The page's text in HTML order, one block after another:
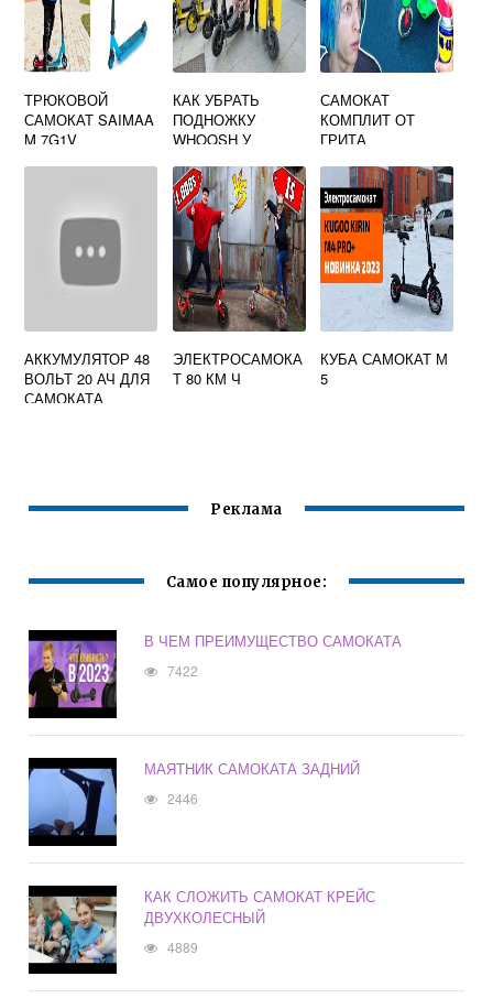
ТРЮКОВОЙ
САМОКАТ SAIMAA
M 7G1V
КАК УБРАТЬ
ПОДНОЖКУ
WHOOSH У
САМОКАТ
КОМПЛИТ ОТ
ГРИТА
АККУМУЛЯТОР 48
ВОЛЬТ 20 АЧ ДЛЯ
САМОКАТА
ЭЛЕКТРОСАМОКА
Т 80 КМ Ч
КУБА САМОКАТ М
5
Реклама
Самое популярное:
В ЧЕМ ПРЕИМУЩЕСТВО САМОКАТА
7422
МАЯТНИК САМОКАТА ЗАДНИЙ
2446
КАК СЛОЖИТЬ САМОКАТ КРЕЙС
ДВУХКОЛЕСНЫЙ
4889